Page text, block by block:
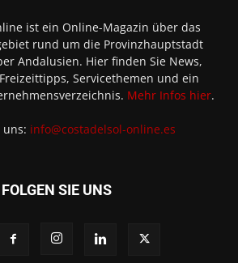
ist ein Online-Magazin über das
rund um die Provinzhauptstadt
Andalusien. Hier finden Sie News,
Servicethemen und ein
Mehr Infos hier.
uns: info@costadelsol-online.es
FOLGEN SIE UNS